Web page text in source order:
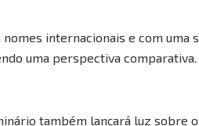
nomes internacionais e com
uma perspectiva comparativa.
também lançará luz